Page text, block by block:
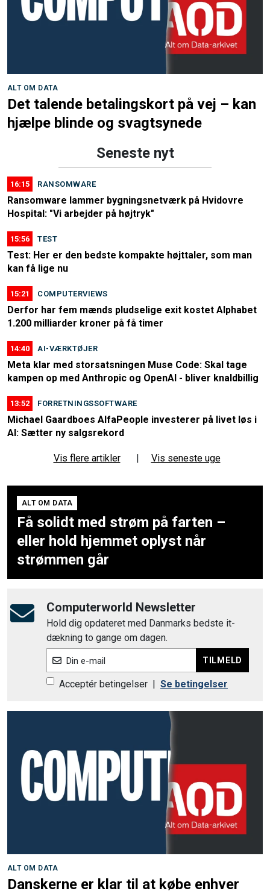
ALT OM DATA
Det talende betalingskort på vej – kan
hjælpe blinde og svagtsynede
Seneste nyt
16:15 RANSOMWARE
Ransomware lammer bygningsnetværk på Hvidovre
Hospital: "Vi arbejder på højtryk"
15:56 TEST
Test: Her er den bedste kompakte højttaler, som man
kan få lige nu
15:21 COMPUTERVIEWS
Derfor har fem mænds pludselige exit kostet Alphabet
1.200 milliarder kroner på få timer
14:40 AI-VÆRKTØJER
Meta klar med storsatsningen Muse Code: Skal tage
kampen op med Anthropic og OpenAI - bliver knaldbillig
13:52 FORRETNINGSSOFTWARE
Michael Gaardboes AlfaPeople investerer på livet løs i
AI: Sætter ny salgsrekord
Vis flere artikler Vis seneste uge
ALT OM DATA
Få solidt med strøm på farten –
eller hold hjemmet oplyst når
strømmen går
Computerworld Newsletter
Hold dig opdateret med Danmarks bedste it-
dækning to gange om dagen.
Din e-mail TILMELD
Acceptér betingelser Se betingelser
ALT OM DATA
Danskerne er klar til at købe enhver